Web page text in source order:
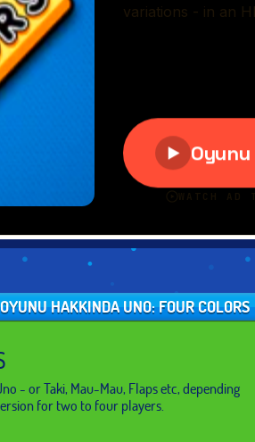
OYUNU HAKKINDA UNO: FOUR COLORS
- or Taki, Mau-Mau, Flaps etc, depending
for two to four players.